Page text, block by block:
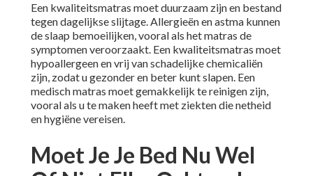
Een kwaliteitsmatras moet duurzaam zijn en bestand
tegen dagelijkse slijtage. Allergieën en astma kunnen
de slaap bemoeilijken, vooral als het matras de
symptomen veroorzaakt. Een kwaliteitsmatras moet
hypoallergeen en vrij van schadelijke chemicaliën
zijn, zodat u gezonder en beter kunt slapen. Een
medisch matras moet gemakkelijk te reinigen zijn,
vooral als u te maken heeft met ziekten die netheid
en hygiëne vereisen.
Moet Je Je Bed Nu Wel